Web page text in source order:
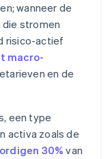
wanneer de
stromen
risico-actief
macro-
en de
een type
activa zoals de
30% van